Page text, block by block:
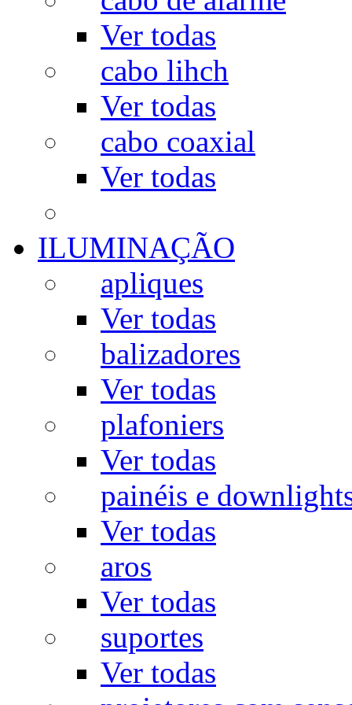
Ver todas
cabo lihch
Ver todas
cabo coaxial
Ver todas
ILUMINAÇÃO
apliques
Ver todas
balizadores
Ver todas
plafoniers
Ver todas
painéis e
Ver todas
aros
Ver todas
suportes
Ver todas